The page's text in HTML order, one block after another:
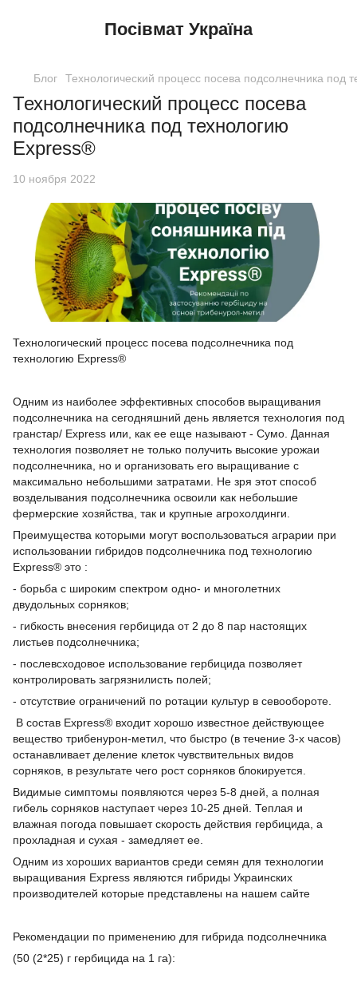
Посівмат Україна
Блог Технологический процесс посева подсолнечника под
Технологический процесс посева
подсолнечника под технологию
Express®
10 ноября 2022
Технологический процесс посева подсолнечника под
технологию Express®
Одним из наиболее эффективных способов выращивания
подсолнечника на сегодняшний день является технология под
гранстар/ Express или, как ее еще называют - Сумо. Данная
технология позволяет не только получить высокие урожаи
подсолнечника, но и организовать его выращивание с
максимально небольшими затратами. Не зря этот способ
возделывания подсолнечника освоили как небольшие
фермерские хозяйства, так и крупные агрохолдинги.
Преимущества которыми могут воспользоваться аграрии при
использовании гибридов подсолнечника под технологию
Express® это :
- борьба с широким спектром одно- и многолетних
двудольных сорняков;
- гибкость внесения гербицида от 2 до 8 пар настоящих
листьев подсолнечника;
- послевсходовое использование гербицида позволяет
контролировать загрязнилисть полей;
- отсутствие ограничений по ротации культур в севообороте.
В состав Express® входит хорошо известное действующее
вещество трибенурон-метил, что быстро (в течение 3-х часов)
останавливает деление клеток чувствительных видов
сорняков, в результате чего рост сорняков блокируется.
Видимые симптомы появляются через 5-8 дней, а полная
гибель сорняков наступает через 10-25 дней. Теплая и
влажная погода повышает скорость действия гербицида, а
прохладная и сухая - замедляет ее.
Одним из хороших вариантов среди семян для технологии
выращивания Express являются гибриды Украинских
производителей которые представлены на нашем сайте
Рекомендации по применению для гибрида подсолнечника
(50 (2*25) г гербицида на 1 га):